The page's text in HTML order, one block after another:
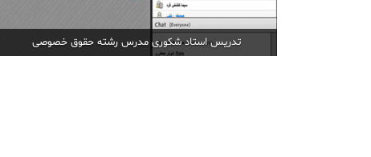
تدریس استاد شکوری مدرس رشته حقوق خصوصی